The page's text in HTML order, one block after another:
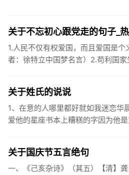
关于不忘初心跟党走的句子_
1.人民不仅有权爱国，而且爱国是
者：徐特立中国梦名言）2.苟利国
关于姓氏的说说
1、在意的人哪里都好就如我迷恋华
爱他的星座书本上糟糕的字因为他
关于国庆节五言绝句
一、《己亥杂诗》（其五）【清】